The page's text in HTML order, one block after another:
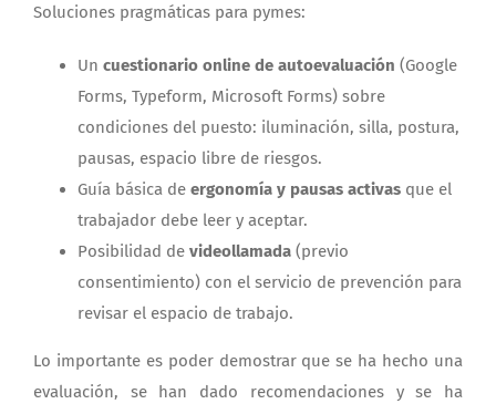
Soluciones pragmáticas para pymes:
Un cuestionario online de autoevaluación (Google
Forms, Typeform, Microsoft Forms) sobre
condiciones del puesto: iluminación, silla, postura,
pausas, espacio libre de riesgos.
Guía básica de ergonomía y pausas activas que el
trabajador debe leer y aceptar.
Posibilidad de videollamada (previo
consentimiento) con el servicio de prevención para
revisar el espacio de trabajo.
Lo importante es poder demostrar que se ha hecho una
evaluación, se han dado recomendaciones y se ha